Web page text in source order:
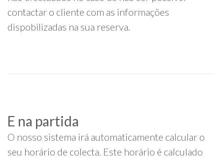
contactar o cliente com as informações
dispobilizadas na sua reserva.
E na partida
O nosso sistema irá automaticamente calcular o
seu horário de colecta. Este horário é calculado